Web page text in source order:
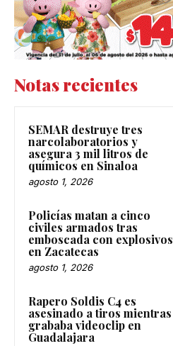
Notas recientes
SEMAR destruye tres
narcolaboratorios y
asegura 3 mil litros de
químicos en Sinaloa
agosto 1, 2026
Policías matan a cinco
civiles armados tras
emboscada con explosivos
en Zacatecas
agosto 1, 2026
Rapero Soldis C4 es
asesinado a tiros mientras
grababa videoclip en
Guadalajara